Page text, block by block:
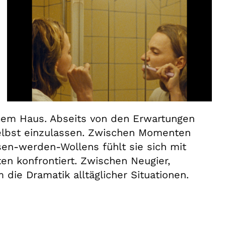
Haus. Abseits von den Erwartungen
einzulassen. Zwischen Momenten
werden-Wollens fühlt sie sich mit
konfrontiert. Zwischen Neugier,
die Dramatik alltäglicher Situationen.